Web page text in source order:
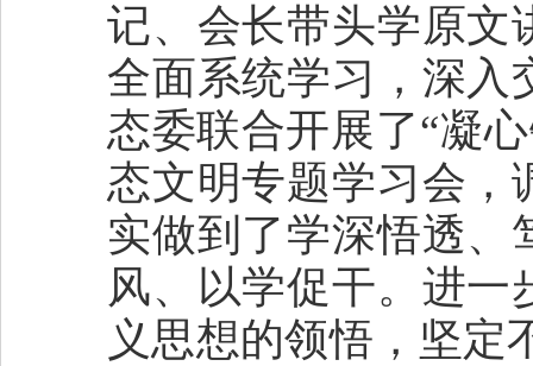
记、会长带头学原文
全面系统学习，深入
态委联合开展了“凝
态文明专题学习会，
实做到了学深悟透、
风、以学促干。进
义思想的领悟，坚定